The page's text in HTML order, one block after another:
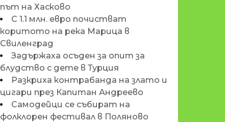
път на Хасково
С 1.1 млн. евро почистват
коритото на река Марица в
Свиленград
Задържаха осъден за опит за
блудство с дете в Турция
Разкриха контрабанда на злато и
цигари през Капитан Андреево
Самодейци се събират на
фолклорен фестивал в Поляново